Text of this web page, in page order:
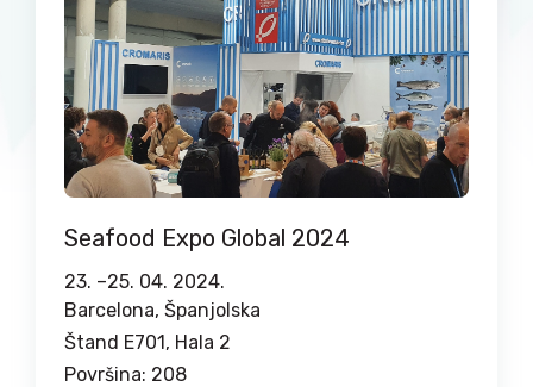
Seafood Expo Global 2024
23. –25. 04. 2024.
Barcelona, Španjolska
Štand E701, Hala 2
Površina: 208